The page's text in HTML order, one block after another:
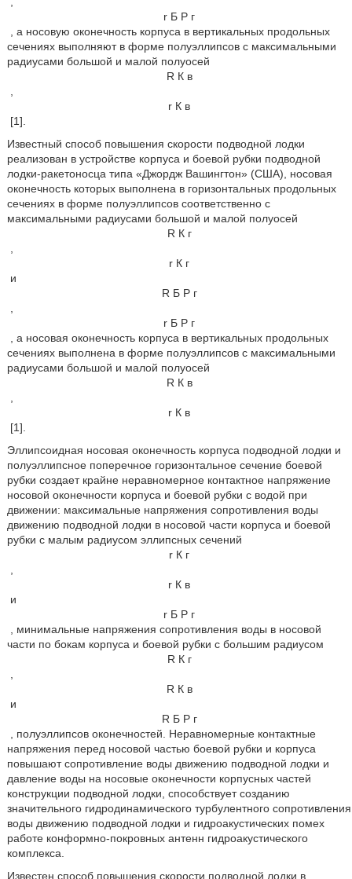
r Б Р г
, а носовую оконечность корпуса в вертикальных продольных
сечениях выполняют в форме полуэллипсов с максимальными
радиусами большой и малой полуосей
R К в
r К в
[1].
Известный способ повышения скорости подводной лодки
реализован в устройстве корпуса и боевой рубки подводной
лодки-ракетоносца типа «Джордж Вашингтон» (США), носовая
оконечность которых выполнена в горизонтальных продольных
сечениях в форме полуэллипсов соответственно с
максимальными радиусами большой и малой полуосей
R К г
r К г
и
R Б Р г
r Б Р г
, а носовая оконечность корпуса в вертикальных продольных
сечениях выполнена в форме полуэллипсов с максимальными
радиусами большой и малой полуосей
R К в
r К в
[1].
Эллипсоидная носовая оконечность корпуса подводной лодки и
полуэллипсное поперечное горизонтальное сечение боевой
рубки создает крайне неравномерное контактное напряжение
носовой оконечности корпуса и боевой рубки с водой при
движении: максимальные напряжения сопротивления воды
движению подводной лодки в носовой части корпуса и боевой
рубки с малым радиусом эллипсных сечений
r К г
r К в
и
r Б Р г
, минимальные напряжения сопротивления воды в носовой
части по бокам корпуса и боевой рубки с большим радиусом
R К г
R К в
и
R Б Р г
, полуэллипсов оконечностей. Неравномерные контактные
напряжения перед носовой частью боевой рубки и корпуса
повышают сопротивление воды движению подводной лодки и
давление воды на носовые оконечности корпусных частей
конструкции подводной лодки, способствует созданию
значительного гидродинамического турбулентного сопротивления
воды движению подводной лодки и гидроакустических помех
работе конформно-покровных антенн гидроакустического
комплекса.
Известен способ повышения скорости подводной лодки в